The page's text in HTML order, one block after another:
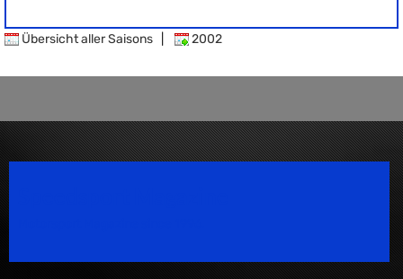
Übersicht aller Saisons 2002